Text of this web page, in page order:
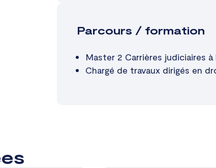
Parcours / formation
Master 2 Carrières judiciaires
Chargé de travaux dirigés en